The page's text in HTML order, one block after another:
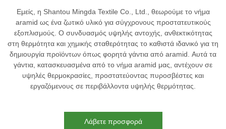
Εμείς, η Shantou Mingda Textile Co., Ltd., θεωρούμε το νήμα
aramid ως ένα ζωτικό υλικό για σύγχρονους προστατευτικούς
εξοπλισμούς. Ο συνδυασμός υψηλής αντοχής, ανθεκτικότητας
στη θερμότητα και χημικής σταθερότητας το καθιστά ιδανικό για τη
δημιουργία προϊόντων όπως φορητά γάντια από aramid. Αυτά τα
γάντια, κατασκευασμένα από το νήμα aramid μας, αντέχουν σε
υψηλές θερμοκρασίες, προστατεύοντας πυροσβέστες και
εργαζόμενους σε περιβάλλοντα υψηλής θερμότητας.
Λάβετε προσφορά